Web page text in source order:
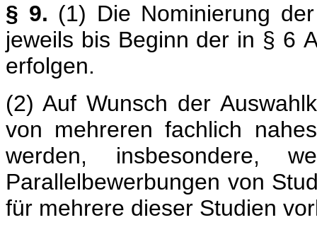
§ 9. (1) Die Nominierung
jeweils bis Beginn der in § 6
erfolgen.
(2) Auf Wunsch der
von mehreren fachlich
werden, insbesondere,
Parallelbewerbungen von
für mehrere dieser Studien